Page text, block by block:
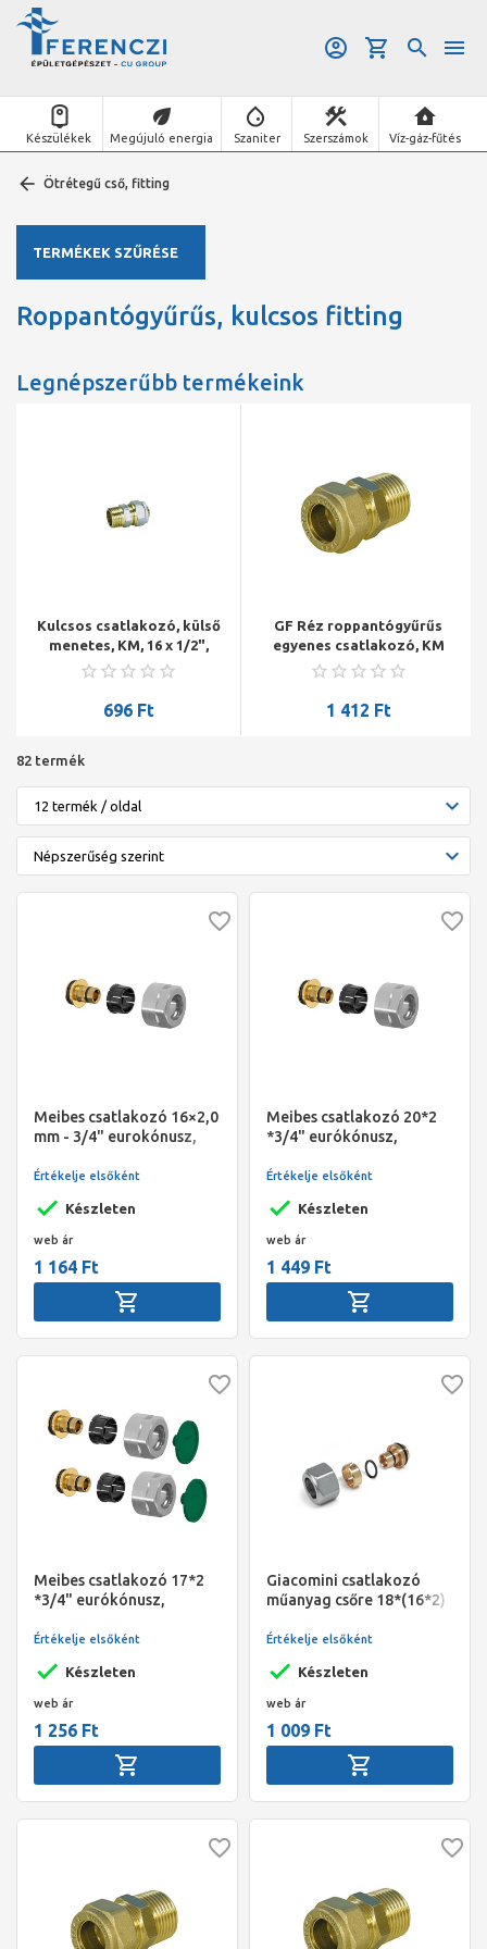
Készülékek Megújuló energia Szaniter Szerszámok Víz-gáz-fűtés
Ötrétegű cső, fitting
Roppantógyűrűs, kulcsos fitting
Legnépszerűbb termékeink
Kulcsos csatlakozó, külső
menetes, KM, 16 x 1/2",
Alpex
696 Ft
GF Réz roppantógyűrűs
egyenes csatlakozó, KM
18x1/2"
1 412 Ft
82 termék
Meibes csatlakozó 16×2,0
mm - 3/4" eurokónusz,
40 db/doboz! )
Készleten
Értékelje elsőként
web ár
1 164 Ft
Meibes csatlakozó 20*2
*3/4" eurókónusz,
db/doboz
Készleten
Értékelje elsőként
web ár
1 449 Ft
Meibes csatlakozó 17*2
*3/4" eurókónusz,
db/doboz
Készleten
Értékelje elsőként
web ár
1 256 Ft
Giacomini csatlakozó
műanyag csőre 18*(16*2)
Készleten
Értékelje elsőként
web ár
1 009 Ft
TERMÉKEK SZŰRÉSE